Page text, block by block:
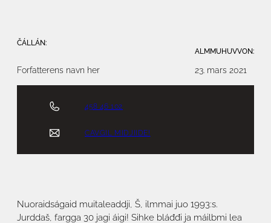
ČÁLLÁN:
Forfatterens navn her
ALMMUHUVVON:
23. mars 2021
458 46 102
CAVGIL MIDJIIDE!
Nuoraidságaid muitaleaddji, Š, ilmmai juo 1993:s.
Jurddaš, fargga 30 jagi áigi! Sihke bláđđi ja máilbmi lea